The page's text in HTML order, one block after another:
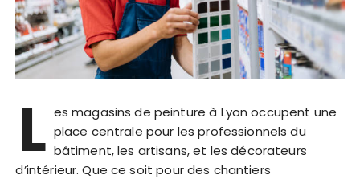
L es magasins de peinture à Lyon occupent une
place centrale pour les professionnels du
bâtiment, les artisans, et les décorateurs
d’intérieur. Que ce soit pour des chantiers